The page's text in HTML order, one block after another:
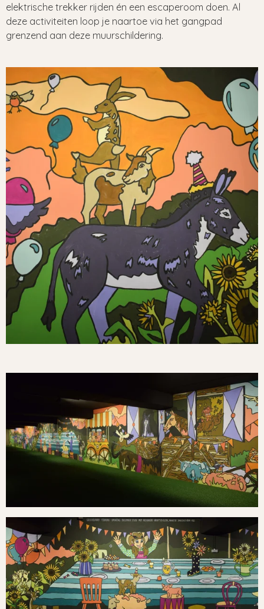
elektrische trekker rijden én een escaperoom doen. Al
deze activiteiten loop je naartoe via het gangpad
grenzend aan deze muurschildering.